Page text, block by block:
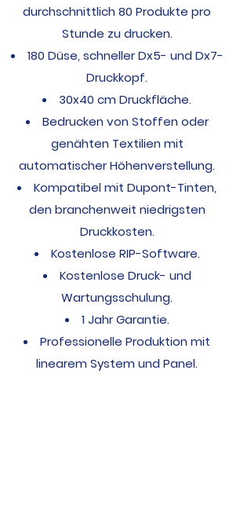
durchschnittlich 80 Produkte pro
Stunde zu drucken.
180 Düse, schneller Dx5- und Dx7-
Druckkopf.
30x40 cm Druckfläche.
Bedrucken von Stoffen oder
genähten Textilien mit
automatischer Höhenverstellung.
Kompatibel mit Dupont-Tinten,
den branchenweit niedrigsten
Druckkosten.
Kostenlose RIP-Software.
Kostenlose Druck- und
Wartungsschulung.
1 Jahr Garantie.
Professionelle Produktion mit
linearem System und Panel.